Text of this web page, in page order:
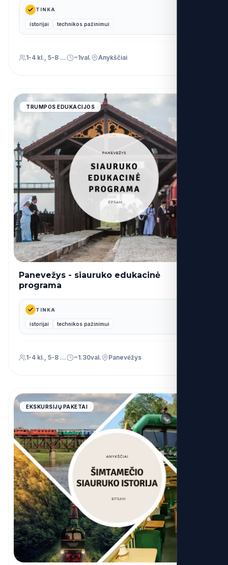
TINKA
istorijai technikos pažinimui
1-4 kl., 5-8 kl., 9-12 kl., Priešmokyklinis (PU) ~1val. Anykščiai
TRUMPOS EDUKACIJOS
Panevežys - siauruko edukacinė
programa
TINKA
istorijai technikos pažinimui
1-4 kl., 5-8 kl., 9-12 kl., Priešmokyklinis (PU) ~1.30val. Panevėžys
EKSKURSIJŲ PAKETAI